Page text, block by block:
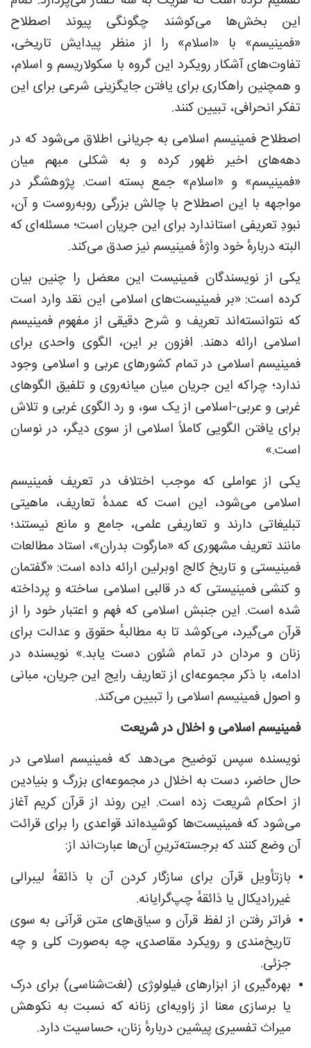
این بخش‌ها می‌کوشند چگونگی پیوند اصطلاح
«فمینیسم» با «اسلام» را از منظر پیدایش تاریخی،
تفاوت‌های آشکار رویکرد این گروه با سکولاریسم و اسلام،
و همچنین راهکاری برای یافتن جایگزینی شرعی برای این
تفکر انحرافی، تبیین کنند.
اصطلاح فمینیسم اسلامی به جریانی اطلاق می‌شود که در
دهه‌های اخیر ظهور کرده و به ‌شکلی مبهم میان
«فمینیسم» و «اسلام» جمع بسته است. پژوهشگر در
مواجهه با این اصطلاح با چالش بزرگی روبه‌روست و آن،
نبودِ تعریفی استاندارد برای این جریان است؛ مسئله‌ای که
البته دربارهٔ خود واژهٔ فمینیسم نیز صدق می‌کند.
یکی از نویسندگان فمینیست این معضل را چنین بیان
کرده است: «بر فمینیست‌های اسلامی این نقد وارد است
که نتوانسته‌اند تعریف و شرح دقیقی از مفهوم فمینیسم
اسلامی ارائه دهند. افزون بر این، الگوی واحدی برای
فمینیسم اسلامی در تمام کشورهای عربی و اسلامی وجود
ندارد؛ چراکه این جریان میان میانه‌روی و تلفیق الگوهای
غربی و عربی-اسلامی از یک سو، و رد الگوی غربی و تلاش
برای یافتن الگویی کاملاً اسلامی از سوی دیگر، در نوسان
است.»
یکی از عواملی که موجب اختلاف در تعریف فمینیسم
اسلامی می‌شود، این است که عمدهٔ تعاریف، ماهیتی
تبلیغاتی دارند و تعاریفی علمی، جامع و مانع نیستند؛
مانند تعریف مشهوری که «مارگوت بدران»، استاد مطالعات
فمینیستی و تاریخ کالج اوبرلین ارائه داده است: «گفتمان
و کنشی فمینیستی که در قالبی اسلامی ساخته و پرداخته
شده است. این جنبش اسلامی که فهم و اعتبار خود را از
قرآن می‌گیرد، می‌کوشد تا به مطالبهٔ حقوق و عدالت برای
زنان و مردان در تمام شئون دست یابد.» نویسنده در
ادامه، با ذکر مجموعه‌ای از تعاریف رایج این جریان، مبانی
و اصول فمینیسم اسلامی را تبیین می‌کند.
فمینیسم اسلامی و اخلال در شریعت
نویسنده سپس توضیح می‌دهد که فمینیسم اسلامی در
حال حاضر، دست به اخلال در مجموعه‌ای بزرگ و بنیادین
از احکام شریعت زده است. این روند از قرآن کریم آغاز
می‌شود که فمینیست‌ها کوشیده‌اند قواعدی را برای قرائت
آن وضع کنند که برجسته‌ترینِ آن‌ها عبارت‌اند از:
بازتأویل قرآن برای سازگار کردن آن با ذائقهٔ لیبرالی
غیررادیکال یا ذائقهٔ چپ‌گرایانه.
فراتر رفتن از لفظ قرآن و سیاق‌های متن قرآنی به سوی
تاریخ‌مندی و رویکرد مقاصدی، چه به‌صورت کلی و چه
جزئی.
بهره‌گیری از ابزارهای فیلولوژی (لغت‌شناسی) برای درک
یا برسازی معنا از زاویه‌ای زنانه که نسبت به نکوهش
میراث تفسیری پیشین دربارهٔ زنان، حساسیت دارد.